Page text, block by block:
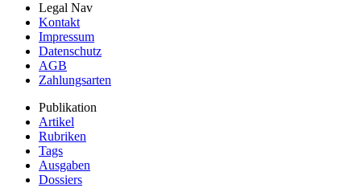
Legal Nav
Kontakt
Impressum
Datenschutz
AGB
Zahlungsarten
Publikation
Artikel
Rubriken
Tags
Ausgaben
Dossiers